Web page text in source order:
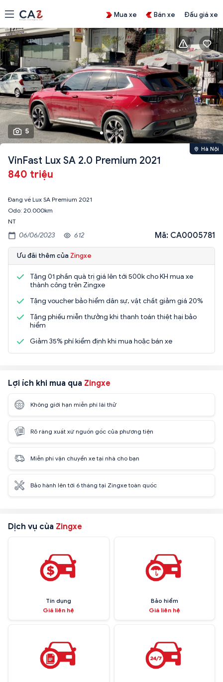
Mua xe Bán xe Đấu giá xe
5
Hà Nội
VinFast Lux SA 2.0 Premium 2021
840 triệu
Đang về Lux SA Premium 2021
Odo: 20.000km
NT
06/06/2023 612 Mã: CA0005781
Ưu đãi thêm của Zingxe
Tặng 01 phần quà trị giá lên tới 500k cho KH mua xe
thành công trên Zingxe
Tặng voucher bảo hiểm dân sự, vật chất giảm giá 20%
Tặng phiếu miễn thưởng khi thanh toán thiệt hại bảo
hiểm
Giảm 35% phí kiểm định khi mua hoặc bán xe
Lợi ích khi mua qua Zingxe
Không giới hạn miễn phí lái thử
Rõ ràng xuất xứ nguồn gốc của phương tiện
Miễn phí vận chuyển xe tại nhà cho bạn
Bảo hành lên tới 6 tháng tại Zingxe toàn quốc
Dịch vụ của Zingxe
Tín dụng
Giá liên hệ
Bảo hiểm
Giá liên hệ